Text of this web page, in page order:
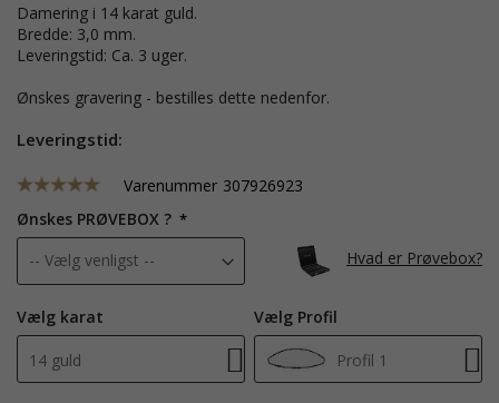
Damering i 14 karat guld.
Bredde: 3,0 mm.
Leveringstid: Ca. 3 uger.
Ønskes gravering - bestilles dette nedenfor.
Leveringstid:
Varenummer 307926923
Ønskes PRØVEBOX ?
Hvad er Prøvebox?
Vælg karat
14 guld
Vælg Profil
Profil 1